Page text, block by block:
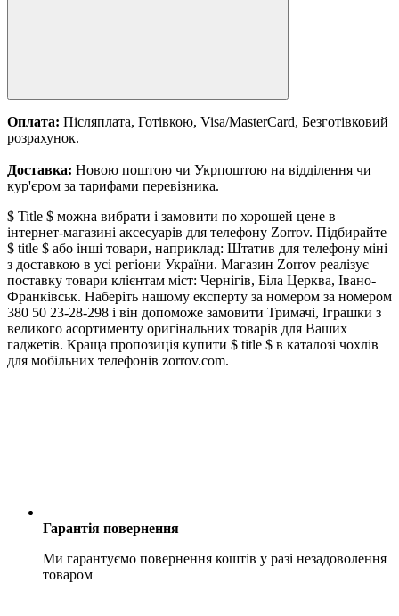
Оплата: Післяплата, Готівкою, Visa/MasterCard, Безготівковий
розрахунок.
Доставка: Новою поштою чи Укрпоштою на відділення чи
кур'єром за тарифами перевізника.
$ Title $ можна вибрати і замовити по хорошей цене в
інтернет-магазині аксесуарів для телефону Zorrov. Підбирайте
$ title $ або інші товари, наприклад: Штатив для телефону міні
з доставкою в усі регіони України. Магазин Zorrov реалізує
поставку товари клієнтам міст: Чернігів, Біла Церква, Івано-
Франківськ. Наберіть нашому експерту за номером за номером
380 50 23-28-298 і він допоможе замовити Тримачі, Іграшки з
великого асортименту оригінальних товарів для Ваших
гаджетів. Краща пропозиція купити $ title $ в каталозі чохлів
для мобільних телефонів zorrov.com.
Гарантія повернення
Ми гарантуємо повернення коштів у разі незадоволення
товаром